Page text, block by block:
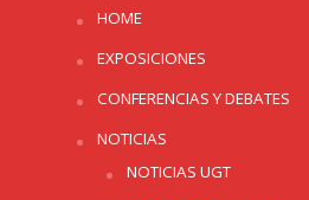
HOME
EXPOSICIONES
CONFERENCIAS Y DEBATES
NOTICIAS
NOTICIAS UGT